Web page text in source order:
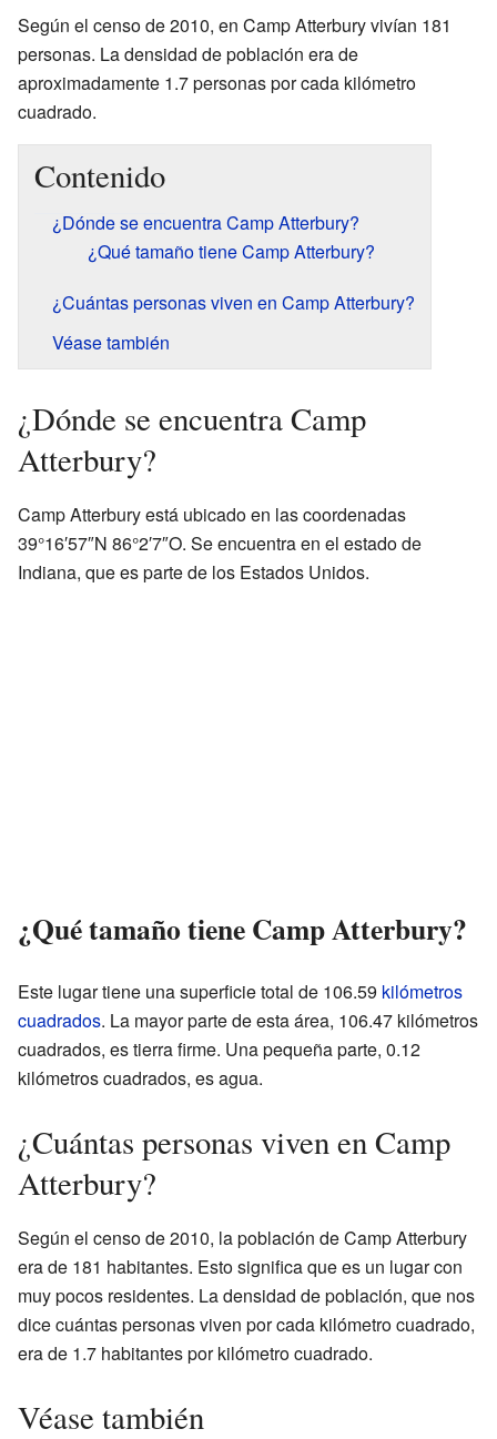
Según el censo de 2010, en Camp Atterbury vivían 181
personas. La densidad de población era de
aproximadamente 1.7 personas por cada kilómetro
cuadrado.
Contenido
¿Dónde se encuentra Camp Atterbury?
¿Qué tamaño tiene Camp Atterbury?
¿Cuántas personas viven en Camp Atterbury?
Véase también
¿Dónde se encuentra Camp
Atterbury?
Camp Atterbury está ubicado en las coordenadas
39°16′57″N 86°2′7″O. Se encuentra en el estado de
Indiana, que es parte de los Estados Unidos.
¿Qué tamaño tiene Camp Atterbury?
Este lugar tiene una superficie total de 106.59 kilómetros
cuadrados. La mayor parte de esta área, 106.47 kilómetros
cuadrados, es tierra firme. Una pequeña parte, 0.12
kilómetros cuadrados, es agua.
¿Cuántas personas viven en Camp
Atterbury?
Según el censo de 2010, la población de Camp Atterbury
era de 181 habitantes. Esto significa que es un lugar con
muy pocos residentes. La densidad de población, que nos
dice cuántas personas viven por cada kilómetro cuadrado,
era de 1.7 habitantes por kilómetro cuadrado.
Véase también